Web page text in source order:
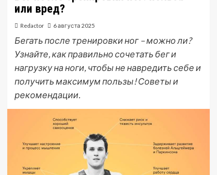
или вред?
Redactor 6 августа 2025
Бегать после тренировки ног – можно ли?
Узнайте, как правильно сочетать бег и
нагрузку на ноги, чтобы не навредить себе и
получить максимум пользы! Советы и
рекомендации.